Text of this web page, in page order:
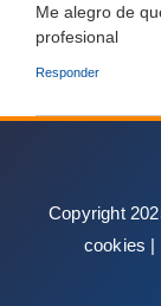
Me alegro de
profesional
Responder
Copyright
cookies |